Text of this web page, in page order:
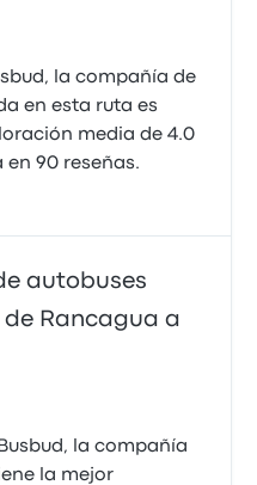
la compañía de
en esta ruta es
media de 4.0
en 90 reseñas.
autobuses
de Rancagua a
la compañía
la mejor